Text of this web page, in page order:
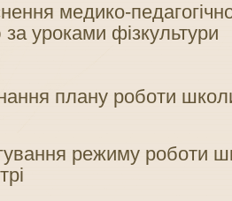
медико-
уроками фізкультури
плану роботи
режиму роботи